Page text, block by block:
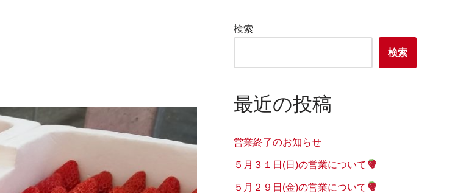
検索
検索
最近の投稿
営業終了のお知らせ
５月３１日(日)の営業について
５月２９日(金)の営業について